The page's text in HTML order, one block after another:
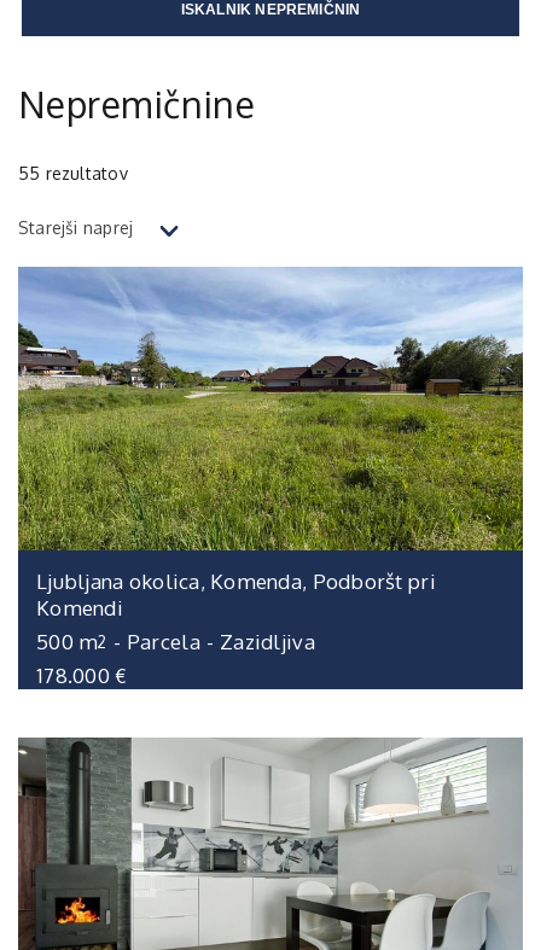
ISKALNIK NEPREMIČNIN
Nepremičnine
55 rezultatov
Starejši naprej
Ljubljana okolica, Komenda, Podboršt pri
Komendi
500 m2 - Parcela - Zazidljiva
178.000 €